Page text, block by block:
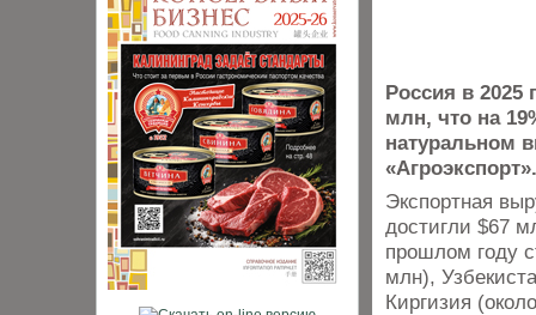
Россия в 2025
млн, что на
натуральном
«Агроэкспорт».
Экспортная
достигли $67
прошлом году
млн),
Киргизия